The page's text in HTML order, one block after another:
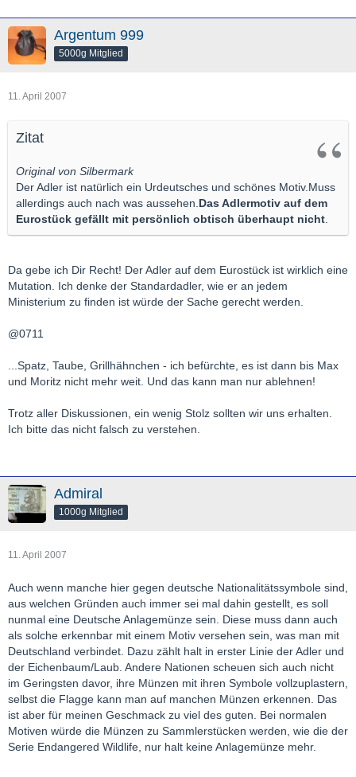
Argentum 999
5000g Mitglied
11. April 2007
Zitat
Original von Silbermark
Der Adler ist natürlich ein Urdeutsches und schönes Motiv.Muss
allerdings auch nach was aussehen. Das Adlermotiv auf dem
Eurostück gefällt mit persönlich obtisch überhaupt nicht
Da gebe ich Dir Recht! Der Adler auf dem Eurostück ist wirklich eine
Mutation. Ich denke der Standardadler, wie er an jedem
Ministerium zu finden ist würde der Sache gerecht werden.
@0711
...Spatz, Taube, Grillhähnchen - ich befürchte, es ist dann bis Max
und Moritz nicht mehr weit. Und das kann man nur ablehnen!
Trotz aller Diskussionen, ein wenig Stolz sollten wir uns erhalten.
Ich bitte das nicht falsch zu verstehen.
Admiral
1000g Mitglied
11. April 2007
Auch wenn manche hier gegen deutsche Nationalitätssymbole sind,
aus welchen Gründen auch immer sei mal dahin gestellt, es soll
nunmal eine Deutsche Anlagemünze sein. Diese muss dann auch
als solche erkennbar mit einem Motiv versehen sein, was man mit
Deutschland verbindet. Dazu zählt halt in erster Linie der Adler und
der Eichenbaum/Laub. Andere Nationen scheuen sich auch nicht
im Geringsten davor, ihre Münzen mit ihren Symbole vollzuplastern,
selbst die Flagge kann man auf manchen Münzen erkennen. Das
ist aber für meinen Geschmack zu viel des guten. Bei normalen
Motiven würde die Münzen zu Sammlerstücken werden, wie die der
Serie Endangered Wildlife, nur halt keine Anlagemünze mehr.